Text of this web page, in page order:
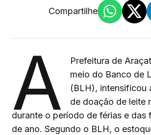
Compartilhe
A
Prefeitura de
meio do Banco de
(BLH), intensificou
de doação de leite
durante o período de férias e das
de ano. Segundo o BLH, o